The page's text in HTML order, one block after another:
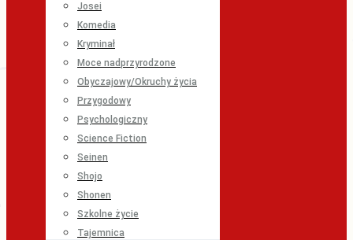
Josei
Komedia
Kryminał
Moce nadprzyrodzone
Obyczajowy/Okruchy życia
Przygodowy
Psychologiczny
Science Fiction
Seinen
Shojo
Shonen
Szkolne życie
Tajemnica